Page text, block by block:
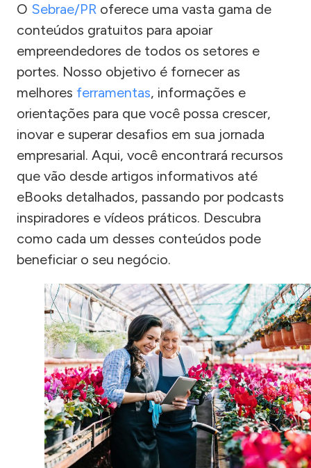
O Sebrae/PR oferece uma vasta gama de
conteúdos gratuitos para apoiar
empreendedores de todos os setores e
portes. Nosso objetivo é fornecer as
melhores ferramentas, informações e
orientações para que você possa crescer,
inovar e superar desafios em sua jornada
empresarial. Aqui, você encontrará recursos
que vão desde artigos informativos até
eBooks detalhados, passando por podcasts
inspiradores e vídeos práticos. Descubra
como cada um desses conteúdos pode
beneficiar o seu negócio.